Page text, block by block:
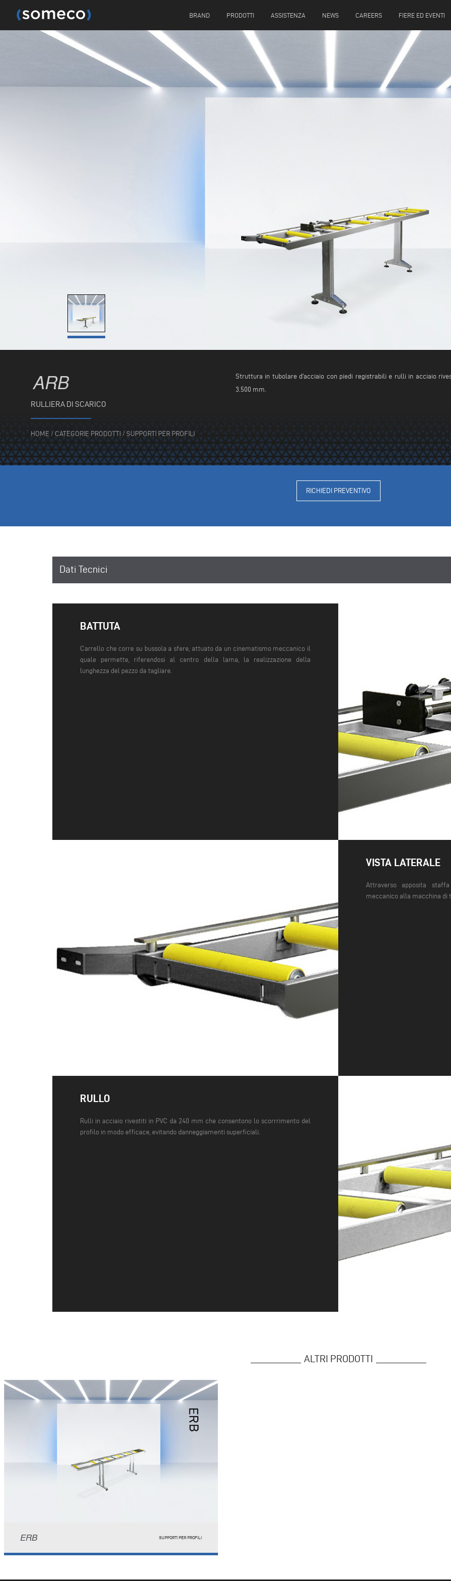
BRAND PRODOTTI ASSISTENZA NEWS CAREERS FIERE ED EVENTI
ARB
RULLIERA DI SCARICO
HOME/ CATEGORIE PRODOTTI / SUPPORTI PER PROFILI
Struttura in tubolare d'acciaio con piedi registrabili e rulli in acciaio
3.500 mm.
RICHIEDI PREVENTIVO
Dati Tecnici
BATTUTA
Carrello che corre su bussola a sfere, attuato da un cinematismo meccanico il
quale permette, riferendosi al centro della lama, la realizzazione della
lunghezza del pezzo da tagliare.
VISTA LATERALE
Attraverso apposita
meccanico alla macchina di
RULLO
Rulli in acciaio rivestiti in PVC da 240 mm che consentono lo scorrrimento del
profilo in modo efficace, evitando danneggiamenti superficiali.
ALTRI PRODOTTI
ERB SUPPORTI PER PROFILI